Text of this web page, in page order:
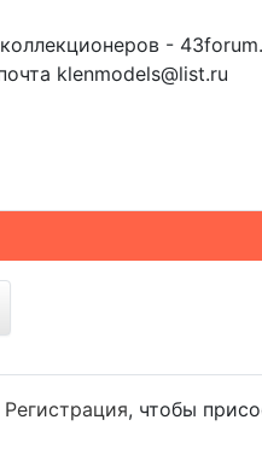
-
klenmodels@list.ru
Регистрация, чтобы